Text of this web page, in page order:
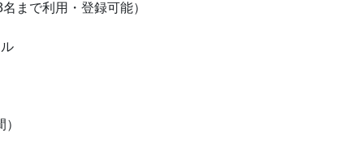
まで利用・登録可能）